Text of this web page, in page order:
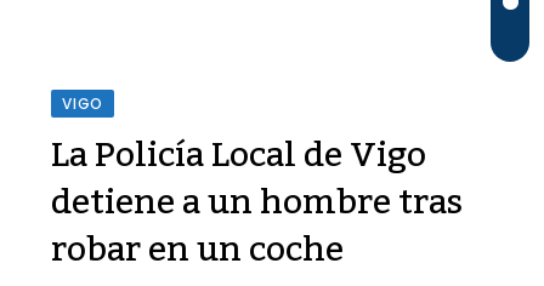
VIGO
La Policía Local de Vigo
detiene a un hombre tras
robar en un coche